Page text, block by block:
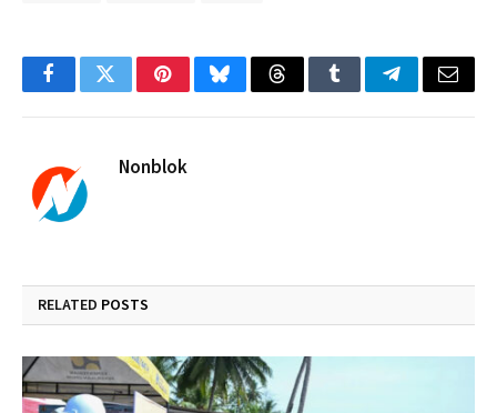
FacebookTwitterPinterestBlueskyThreadsTumblrTelegramEmail
Nonblok
RELATED POSTS